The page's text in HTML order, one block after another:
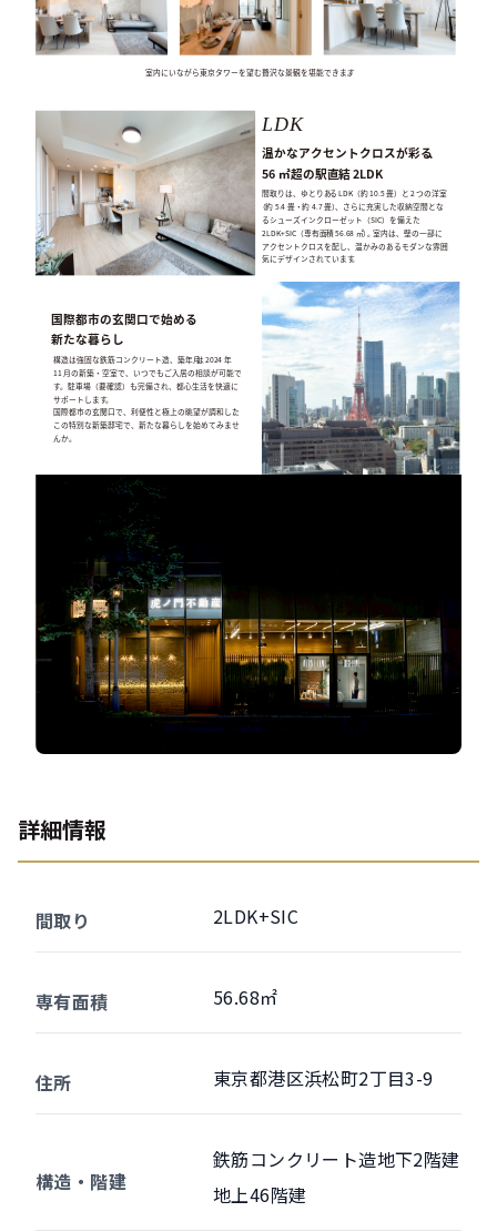
詳細情報
間取り 2LDK+SIC
専有面積 56.68㎡
住所 東京都港区浜松町2丁目3-9
構造・階建
鉄筋コンクリート造地下2階建
地上46階建